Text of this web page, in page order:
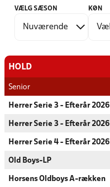
VÆLG SÆSON KØN
HOLD
Senior
Herrer Serie 3 - Efterår 2026
Herrer Serie 3 - Efterår 2026
Herrer Serie 4 - Efterår 2026
Old Boys-LP
Horsens Oldboys A-rækken